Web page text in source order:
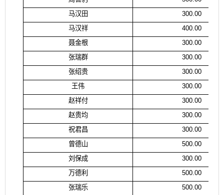
马汉田
300.00
马汉祥
400.00
聂金根
300.00
张瑞群
300.00
张绍贵
300.00
王伟
300.00
赵祥付
300.00
赵贵均
300.00
祝君昌
300.00
曾德山
500.00
刘保成
300.00
万德利
500.00
张瑞乐
500.00